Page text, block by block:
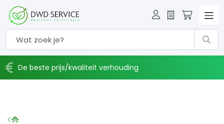
Offerte
De beste prijs/kwaliteit verhouding
Home